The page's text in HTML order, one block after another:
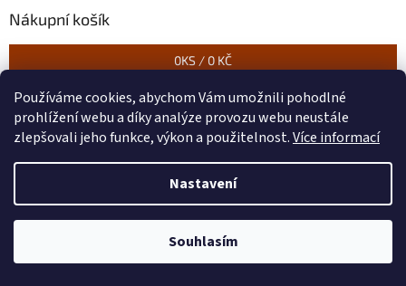
Používáme cookies, abychom Vám umožnili pohodlné
prohlížení webu a díky analýze provozu webu neustále
zlepšovali jeho funkce, výkon a použitelnost.Více informací
Nastavení
Souhlasím
Nákupní košík
0KS / 0 KČ
Vytvořil Shoptet
Copyright 2026Ratan - Jizba. Všechna práva vyhrazena.